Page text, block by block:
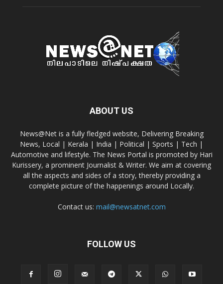
ABOUT US
News@Net is a fully fledged website, Delivering Breaking
News, Local | Kerala | India | Political | Sports | Tech |
Automotive and lifestyle. The News Portal is promoted by Hari
Kurissery, a prominent Journalist & Writer. We aim at covering
all the aspects and sides of a story, thereby providing a
complete picture of the happenings around Locally.
Contact us: mail@newsatnet.com
FOLLOW US